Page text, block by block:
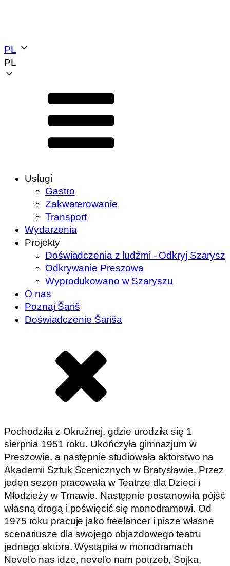
PL
PL
Usługi
Gastro
Zakwaterowanie
Transport
Wydarzenia
Projekty
Doświadczenia z ludźmi - Odkryj Szarysz
Odkrywanie Preszowa
Wyprodukowano w Szaryszu
O nas
Poznaj Šariš
Doświadczenie Šariša
Pochodziła z Okružnej, gdzie urodziła się 1
sierpnia 1951 roku. Ukończyła gimnazjum w
Preszowie, a następnie studiowała aktorstwo na
Akademii Sztuk Scenicznych w Bratysławie. Przez
jeden sezon pracowała w Teatrze dla Dzieci i
Młodzieży w Trnawie. Następnie postanowiła pójść
własną drogą i poświęcić się monodramowi. Od
1975 roku pracuje jako freelancer i pisze własne
scenariusze dla swojego objazdowego teatru
jednego aktora. Wystąpiła w monodramach
Neveľo nas idze, neveľo nam potrzeb, Sojka,